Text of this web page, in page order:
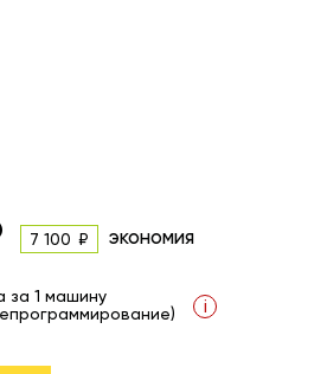
7 100 экономия
за 1 машину
i